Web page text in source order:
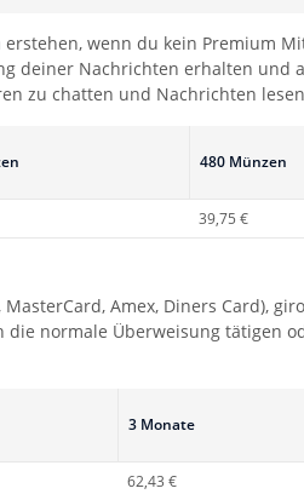
erstehen, wenn du kein Premium
deiner Nachrichten erhalten
zu chatten und Nachrichten
480 Münzen
39,75 €
Amex, Diners Card),
normale Überweisung tätigen
3 Monate
62,43 €